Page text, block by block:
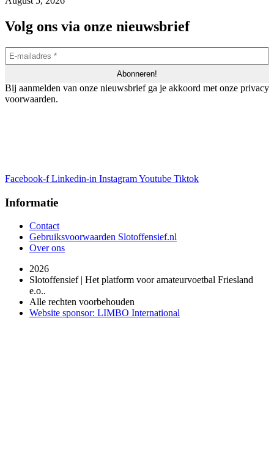
Volg ons via onze nieuwsbrief
Bij aanmelden van onze nieuwsbrief ga je akkoord met onze privacy
voorwaarden.
Facebook-f Linkedin-in InstagramYoutube Tiktok
Informatie
Contact
Gebruiksvoorwaarden Slotoffensief.nl
Over ons
2026
Slotoffensief | Het platform voor amateurvoetbal Friesland
e.o..
Alle rechten voorbehouden
Website sponsor: LIMBO International